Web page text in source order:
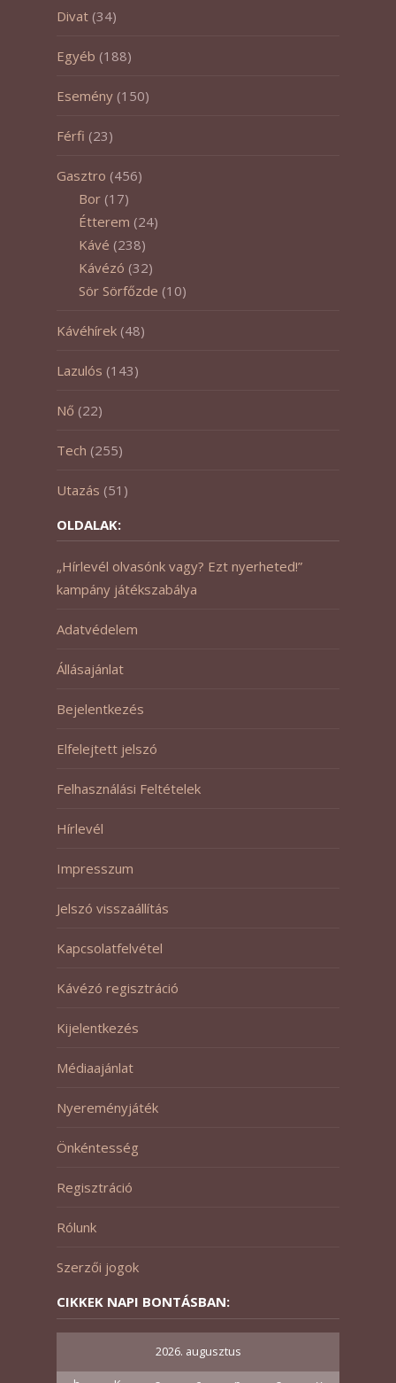
Divat (34)
Egyéb (188)
Esemény (150)
Férfi (23)
Gasztro (456)
Bor (17)
Étterem (24)
Kávé (238)
Kávézó (32)
Sör Sörfőzde (10)
Kávéhírek (48)
Lazulós (143)
Nő (22)
Tech (255)
Utazás (51)
OLDALAK:
„Hírlevél olvasónk vagy? Ezt nyerheted!”
kampány játékszabálya
Adatvédelem
Állásajánlat
Bejelentkezés
Elfelejtett jelszó
Felhasználási Feltételek
Hírlevél
Impresszum
Jelszó visszaállítás
Kapcsolatfelvétel
Kávézó regisztráció
Kijelentkezés
Médiaajánlat
Nyereményjáték
Önkéntesség
Regisztráció
Rólunk
Szerzői jogok
CIKKEK NAPI BONTÁSBAN:
2026. augusztus